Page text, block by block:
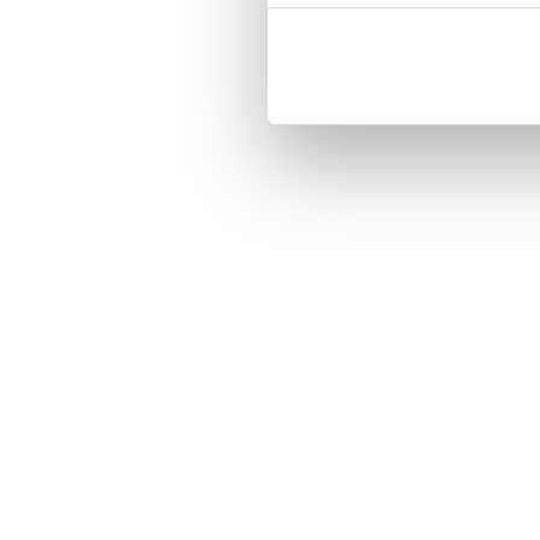
Three handy card slots on the
PU-leather.